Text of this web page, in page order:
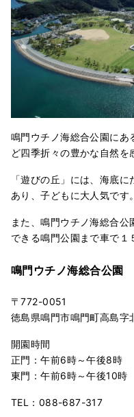
鳴門ウチノ海総合公園にあ
ど四季折々の豊かな自然を
「遊びの丘」には、海底
あり、子どもに大人気です。
また、鳴門ウチノ海総合
できる鳴門公園まで車で１
鳴門ウチノ海総合公園
〒772-0051
徳島県鳴門市鳴門町高島字
開園時間
正門：午前6時～午後8時
東門：午前6時～午後10時
TEL：088-687-317